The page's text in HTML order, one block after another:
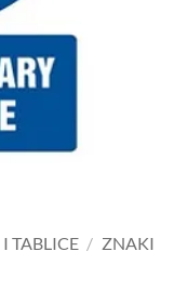
TABLICE / ZNAKI